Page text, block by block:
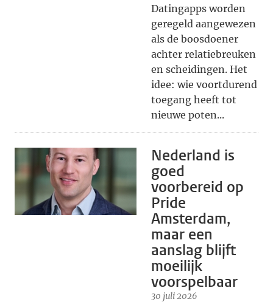
Datingapps worden
geregeld aangewezen
als de boosdoener
achter relatiebreuken
en scheidingen. Het
idee: wie voortdurend
toegang heeft tot
nieuwe poten...
Nederland is
goed
voorbereid op
Pride
Amsterdam,
maar een
aanslag blijft
moeilijk
voorspelbaar
30 juli 2026